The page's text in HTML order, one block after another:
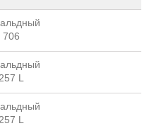
706
257 L
257 L